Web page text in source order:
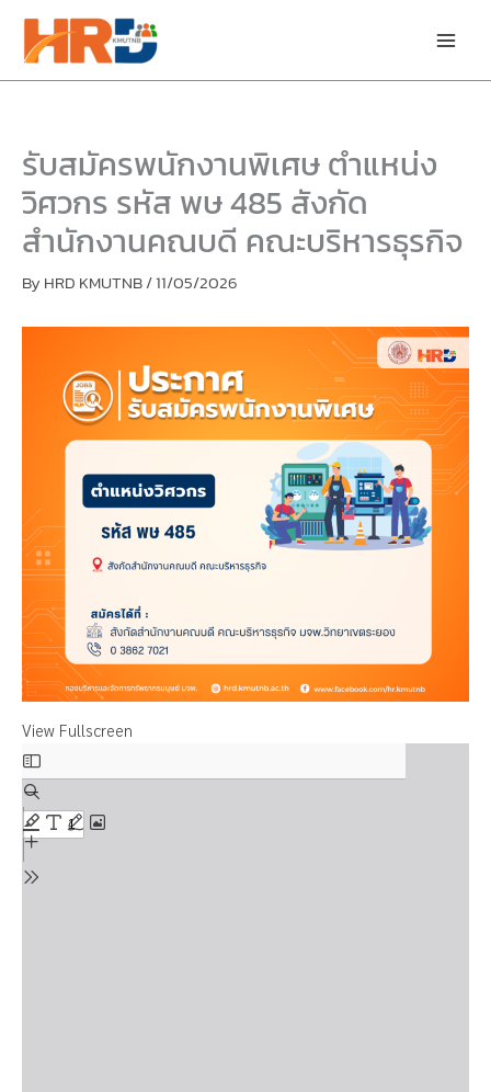
content
รับสมัครพนักงานพิเศษ ตำแหน่ง
วิศวกร รหัส พษ 485 สังกัด
สำนักงานคณบดี คณะบริหารธุรกิจ
By HRD KMUTNB/11/05/2026
View Fullscreen
PDF